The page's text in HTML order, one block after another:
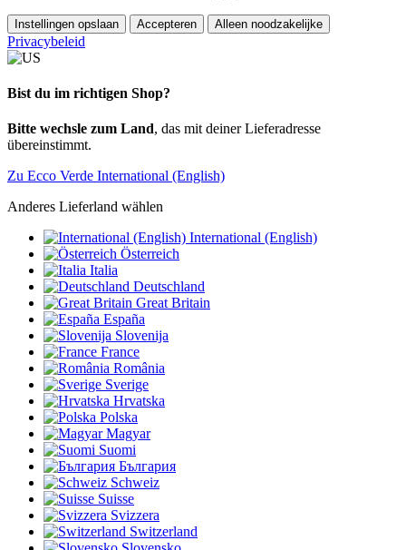
Instellingen opslaan Accepteren Alleen noodzakelijke
Privacybeleid
Bist du im richtigen Shop?
Bitte wechsle zum Land, das mit deiner Lieferadresse
übereinstimmt.
Zu Ecco Verde International (English)
Anderes Lieferland wählen
International (English)
Österreich
Italia
Deutschland
Great Britain
España
Slovenija
France
România
Sverige
Hrvatska
Polska
Magyar
Suomi
България
Schweiz
Suisse
Svizzera
Switzerland